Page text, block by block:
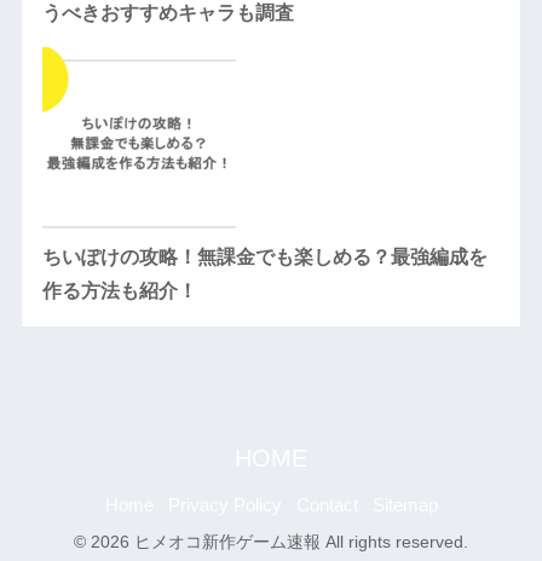
うべきおすすめキャラも調査
ちいぽけの攻略！無課金でも楽しめる？最強編成を
作る方法も紹介！
© 2026 ヒメオコ新作ゲーム速報 All rights reserved.